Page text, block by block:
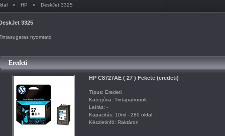
» HP » DeskJet 3325
3325
nyomtató
Eredeti
HP C8727AE ( 27 ) Fekete (eredeti)
Típus: Eredeti
Kategória: Tintapatronok
Leírás: -
Kapacitás: 10ml - 280 oldal
Készletinfó: Raktáron